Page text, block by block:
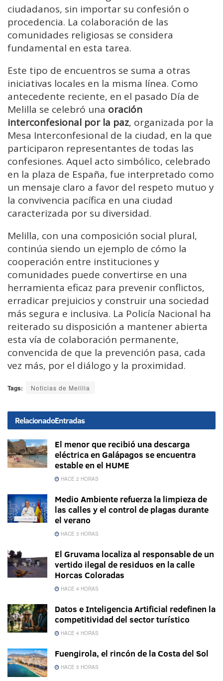
ciudadanos, sin importar su confesión o
procedencia. La colaboración de las
comunidades religiosas se considera
fundamental en esta tarea.
Este tipo de encuentros se suma a otras
iniciativas locales en la misma línea. Como
antecedente reciente, en el pasado Día de
Melilla se celebró una oración
interconfesional por la paz, organizada por la
Mesa Interconfesional de la ciudad, en la que
participaron representantes de todas las
confesiones. Aquel acto simbólico, celebrado
en la plaza de España, fue interpretado como
un mensaje claro a favor del respeto mutuo y
la convivencia pacífica en una ciudad
caracterizada por su diversidad.
Melilla, con una composición social plural,
continúa siendo un ejemplo de cómo la
cooperación entre instituciones y
comunidades puede convertirse en una
herramienta eficaz para prevenir conflictos,
erradicar prejuicios y construir una sociedad
más segura e inclusiva. La Policía Nacional ha
reiterado su disposición a mantener abierta
esta vía de colaboración permanente,
convencida de que la prevención pasa, cada
vez más, por el diálogo y la proximidad.
Tags: Noticias de Melilla
RelacionadoEntradas
El menor que recibió una descarga
eléctrica en Galápagos se encuentra
estable en el HUME
HACE 2 HORAS
Medio Ambiente refuerza la limpieza de
las calles y el control de plagas durante
el verano
HACE 3 HORAS
El Gruvama localiza al responsable de un
vertido ilegal de residuos en la calle
Horcas Coloradas
HACE 4 HORAS
Datos e Inteligencia Artificial redefinen la
competitividad del sector turístico
HACE 4 HORAS
Fuengirola, el rincón de la Costa del Sol
HACE 5 HORAS